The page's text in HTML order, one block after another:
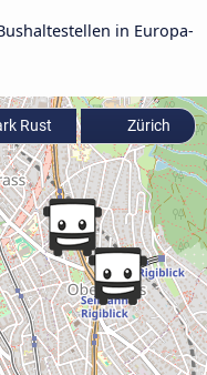
in Europa-
Rust Zürich